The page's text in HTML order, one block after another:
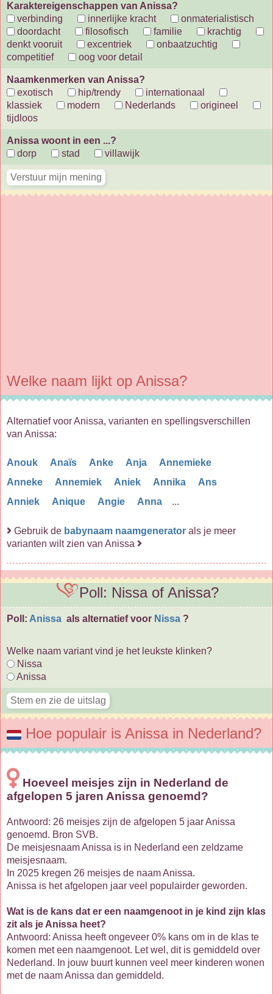
Karaktereigenschappen van Anissa?
verbinding
innerlijke kracht
onmaterialistisch
doordacht
filosofisch familie
krachtig
denkt vooruit
excentriek
onbaatzuchtig
competitief
oog voor detail
Naamkenmerken van Anissa?
exotisch
hip/trendy
internationaal
klassiek
modern Nederlands
origineel
tijdloos
Anissa woont in een ...?
dorp
stad villawijk
Welke naam lijkt op Anissa?
Alternatief voor Anissa, varianten en spellingsverschillen
van Anissa:
Anouk Anaïs Anke Anja
Annemieke
Anneke
Annemiek Aniek Annika
Ans
Anniek
Anique Angie Anna ...
Gebruik de babynaam naamgenerator als je meer
varianten wilt zien van Anissa
Poll: Nissa of Anissa?
Poll: Anissa als alternatief voor Nissa ?
Welke naam variant vind je het leukste klinken?
Nissa
Anissa
Hoe populair is Anissa in Nederland?
Hoeveel meisjes zijn in Nederland de
afgelopen 5 jaren Anissa genoemd?
Antwoord: 26 meisjes zijn de afgelopen 5 jaar Anissa
genoemd. Bron SVB.
De meisjesnaam Anissa is in Nederland een zeldzame
meisjesnaam.
In 2025 kregen 26 meisjes de naam Anissa.
Anissa is het afgelopen jaar veel populairder geworden.
Wat is de kans dat er een naamgenoot in je kind zijn klas
zit als je Anissa heet?
Antwoord: Anissa heeft ongeveer 0% kans om in de klas te
komen met een naamgenoot. Let wel, dit is gemiddeld over
Nederland. In jouw buurt kunnen veel meer kinderen wonen
met de naam Anissa dan gemiddeld.